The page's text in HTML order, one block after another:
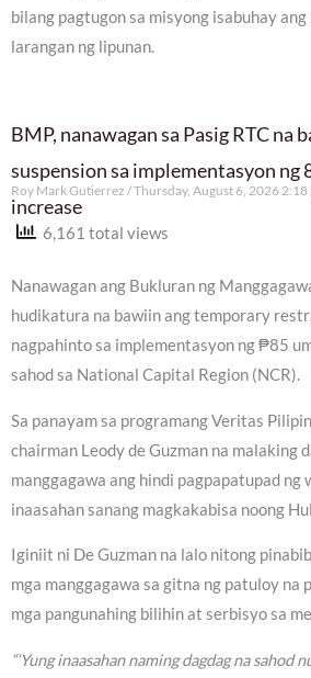
bilang pagtugon sa misyong isabuhay
larangan ng lipunan.
BMP, nanawagan sa Pasig RTC na
suspension sa implementasyon ng
increase
Roy Mark Gutierrez Thursday, August 6, 2026 2:18
6,161 total views
Nanawagan ang Bukluran ng
hudikatura na bawiin ang temporary
nagpahinto sa implementasyon ng ₱85
sahod sa National Capital Region (NCR).
Sa panayam sa programang Veritas
chairman Leody de Guzman na malaking
manggagawa ang hindi pagpapatupad ng
inaasahan sanang magkakabisa noong
Iginiit ni De Guzman na lalo nitong
mga manggagawa sa gitna ng patuloy na
mga pangunahing bilihin at serbisyo sa
“‘Yung inaasahan naming dagdag na sahod